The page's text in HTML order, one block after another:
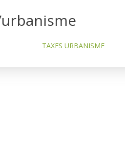
TAXES URBANISME